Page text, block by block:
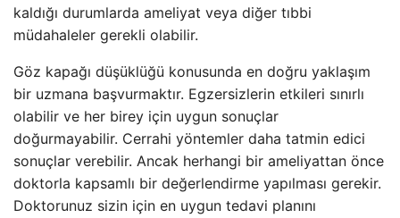
kaldığı durumlarda ameliyat veya diğer tıbbi
müdahaleler gerekli olabilir.
Göz kapağı düşüklüğü konusunda en doğru yaklaşım
bir uzmana başvurmaktır. Egzersizlerin etkileri sınırlı
olabilir ve her birey için uygun sonuçlar
doğurmayabilir. Cerrahi yöntemler daha tatmin edici
sonuçlar verebilir. Ancak herhangi bir ameliyattan önce
doktorla kapsamlı bir değerlendirme yapılması gerekir.
Doktorunuz sizin için en uygun tedavi planını